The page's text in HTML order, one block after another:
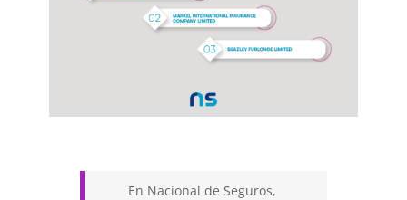
En Nacional de Seguros,